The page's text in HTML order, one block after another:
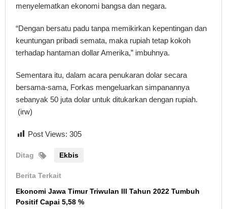
menyelematkan ekonomi bangsa dan negara.
“Dengan bersatu padu tanpa memikirkan kepentingan dan
keuntungan pribadi semata, maka rupiah tetap kokoh
terhadap hantaman dollar Amerika,” imbuhnya.
Sementara itu, dalam acara penukaran dolar secara
bersama-sama, Forkas mengeluarkan simpanannya
sebanyak 50 juta dolar untuk ditukarkan dengan rupiah.
(irw)
Post Views: 305
Ditag Ekbis
Berita Terkait
Ekonomi Jawa Timur Triwulan III Tahun 2022 Tumbuh
Positif Capai 5,58 %